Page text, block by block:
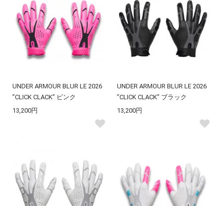
UNDER ARMOUR BLUR LE 2026
”CLICK CLACK” ピンク
13,200円
UNDER ARMOUR BLUR LE 2026
”CLICK CLACK” ブラック
13,200円